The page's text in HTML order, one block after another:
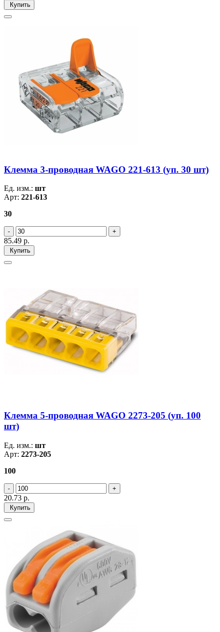
Купить
Клемма 3-проводная WAGO 221-613 (уп. 30 шт)
Ед. изм.: шт
Арт: 221-613
30
85.49 р.
Купить
Клемма 5-проводная WAGO 2273-205 (уп. 100
шт)
Ед. изм.: шт
Арт: 2273-205
100
20.73 р.
Купить